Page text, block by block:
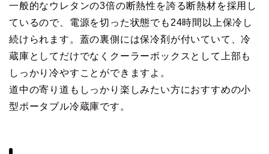
一般的なウレタンの3倍の断熱性を誇る断熱材を採用し
ているので、電源を切った状態でも24時間以上保冷し
続けられます。蓋の裏側には保冷剤が付いていて、冷
蔵庫としてだけでなくクーラーボックスとして上部も
しっかり冷やすことができますよ。
道中の寄り道もしっかり楽しみたい方におすすめの小
型ポータブル冷蔵庫です。